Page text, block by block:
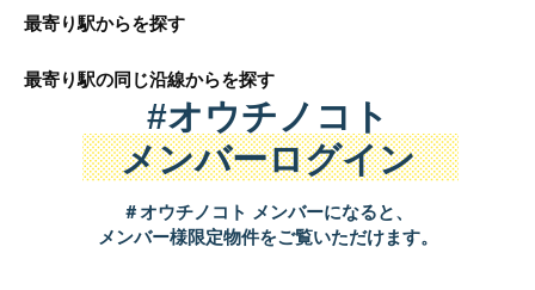
最寄り駅からを探す
最寄り駅の同じ沿線からを探す
#オウチノコト
メンバーログイン
＃オウチノコト メンバーになると、
メンバー様限定物件をご覧いただけます。